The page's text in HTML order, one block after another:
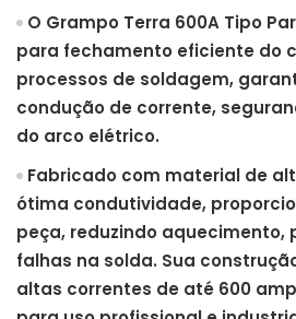
O Grampo Terra 600A Tipo
para fechamento eficiente do
processos de soldagem,
condução de corrente,
do arco elétrico.
Fabricado com material de
ótima condutividade,
peça, reduzindo aquecimento,
falhas na solda. Sua
altas correntes de até 600